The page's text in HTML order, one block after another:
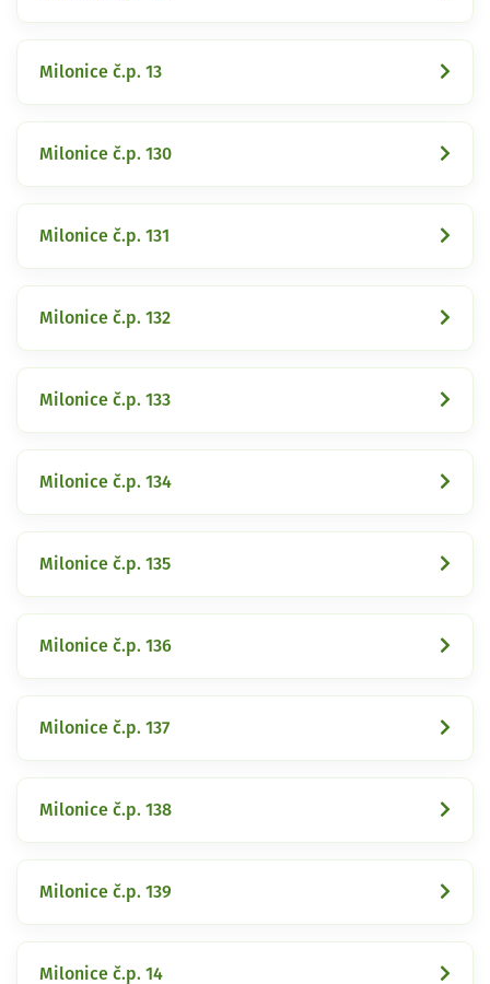
Milonice č.p. 13
Milonice č.p. 130
Milonice č.p. 131
Milonice č.p. 132
Milonice č.p. 133
Milonice č.p. 134
Milonice č.p. 135
Milonice č.p. 136
Milonice č.p. 137
Milonice č.p. 138
Milonice č.p. 139
Milonice č.p. 14